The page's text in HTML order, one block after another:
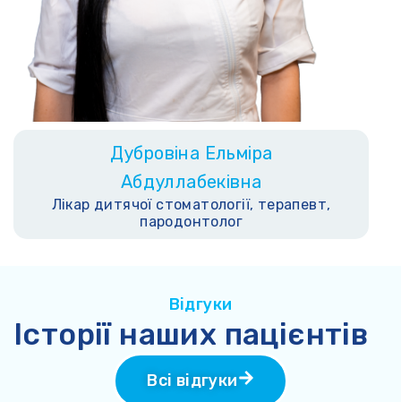
Дубровіна Ельміра
Абдуллабеківна
Лікар дитячої стоматології, терапевт,
пародонтолог
Відгуки
Історії наших пацієнтів
Всі відгуки